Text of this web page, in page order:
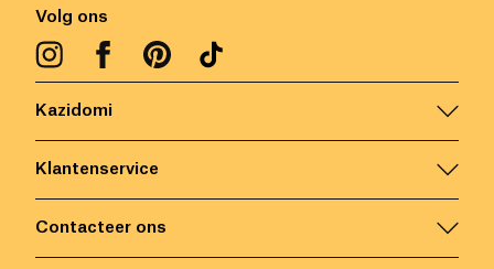
Kazidomi
Klantenservice
Contacteer ons
Volg ons